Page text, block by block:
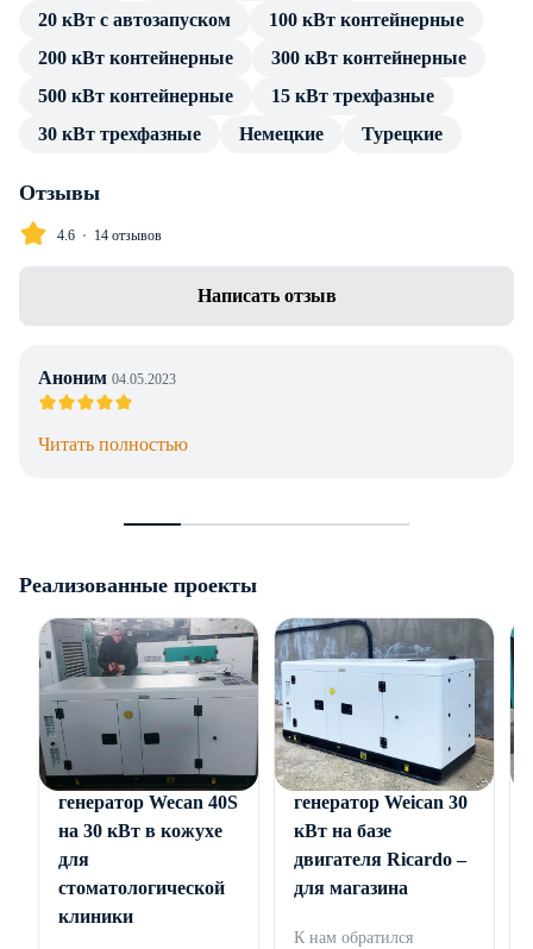
посредством стандартных разъемов, без трансформатора и
переходников.
В каталоге товаров компании Энерджи Групп — только
проверенные сертифицированные ДГУ. Дизельный
весь пакет технической документации и продолжительную
по особенностям установки, подключения и эксплуатации
предоставляем в полном объеме без дополнительной
оплаты. Доставка в г. Алматы любой транспортной
компанией, инженерное сопровождение проекта.
20 кВт с автозапуском
100 кВт контейнерные
200 кВт контейнерные
300 кВт контейнерные
500 кВт контейнерные
15 кВт трехфазные
30 кВт трехфазные
Немецкие Турецкие
Отзывы
4.6 14 отзывов
Написать отзыв
Аноним 04.05.2023
Читать полностью
Реализованные проекты
Дизельный
генератор Wecan 40S
на 30 кВт в кожухе
для
стоматологической
клиники
Дизельный
генератор Weican 30
кВт на базе
двигателя Ricardo –
для магазина
К нам обратился